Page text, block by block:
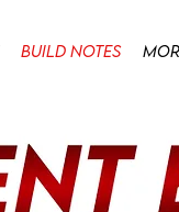
Build Notes